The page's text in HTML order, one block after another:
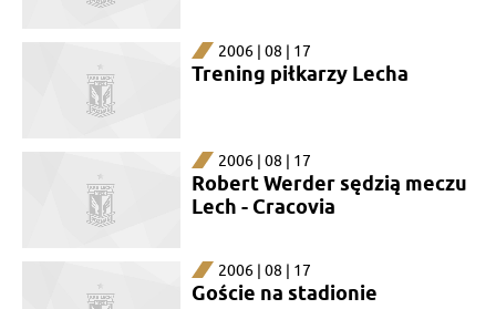
2006 | 08 | 17
Trening piłkarzy Lecha
2006 | 08 | 17
Robert Werder sędzią meczu
Lech - Cracovia
2006 | 08 | 17
Goście na stadionie